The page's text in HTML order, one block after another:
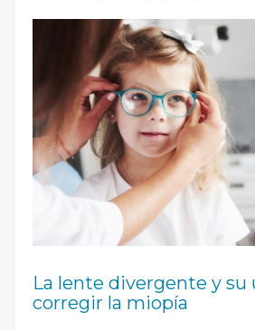
La lente divergente y su
corregir la miopía